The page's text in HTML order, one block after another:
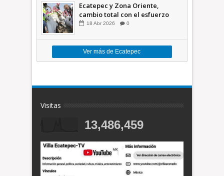
Ecatepec y Zona Oriente,
cambio total con el esfuerzo
conjunto: Azucena; retiran 21
18 Abr 2026 0
Ver más de Ecatepec
Visitas
13,486,459